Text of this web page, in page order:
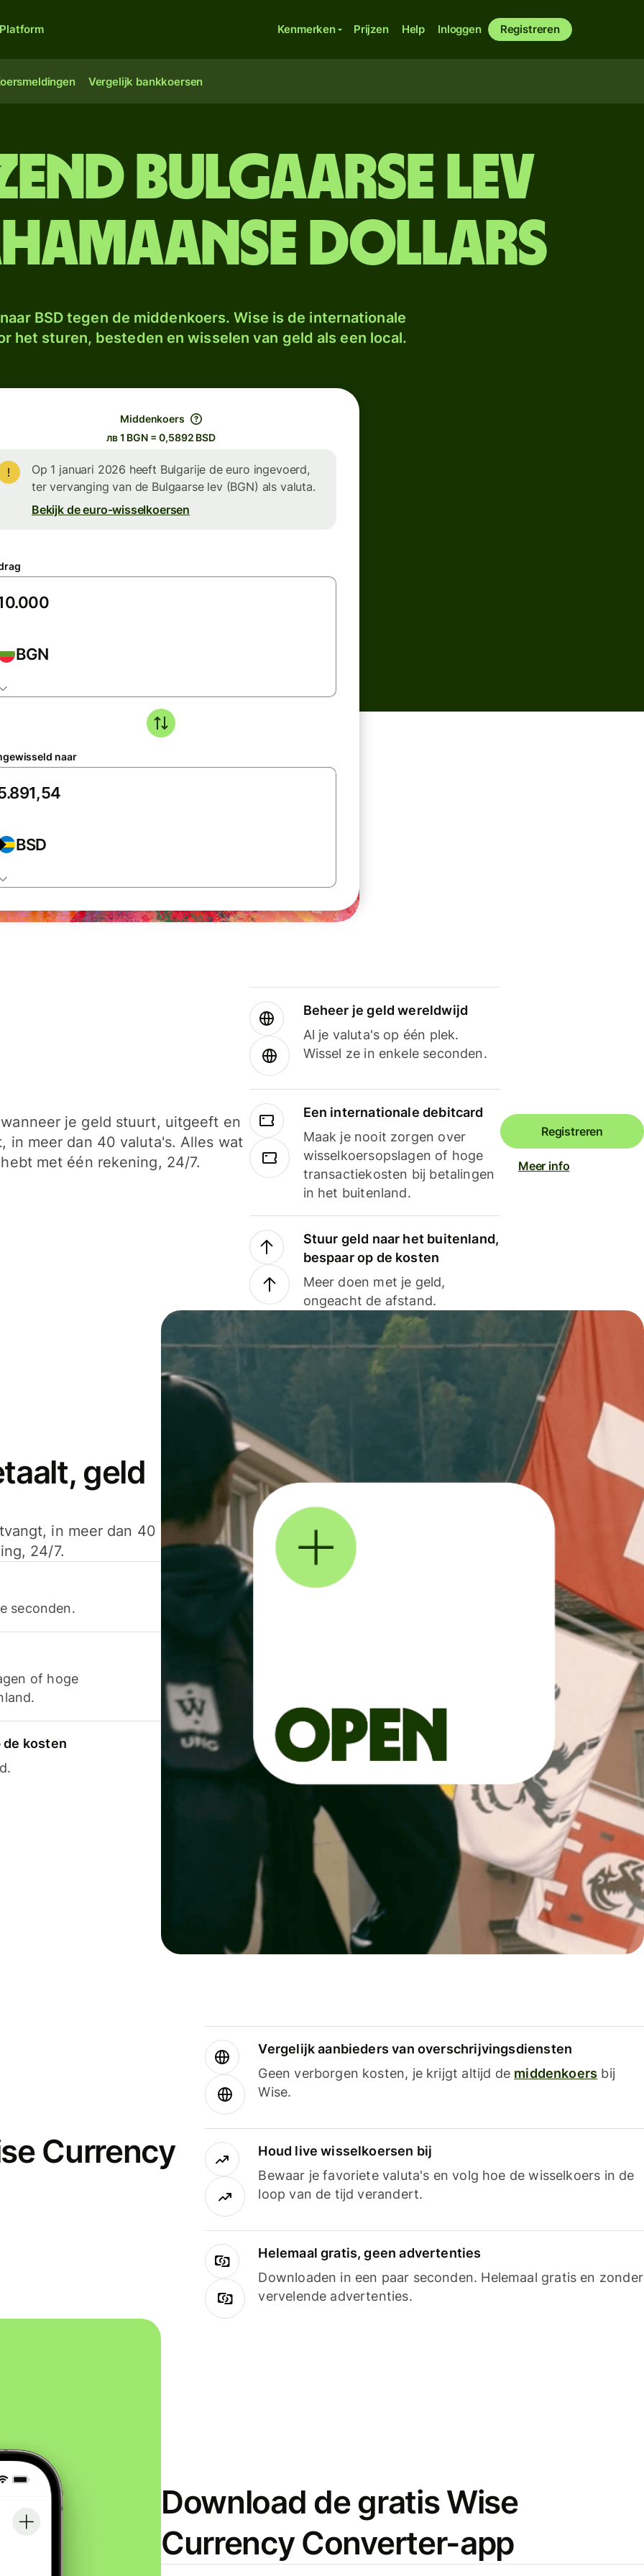
Platform Kenmerken Prijzen Help Inloggen Registreren
Vergelijk bankkoersen
Bulgaarse lev
dollars
BSD tegen de middenkoers. Wise is de internationale
het sturen, besteden en wisselen van geld als een local.
Middenkoers
лв 1 BGN = 0,5892 BSD
Op 1 januari 2026 heeft Bulgarije de euro ingevoerd,
ter vervanging van de Bulgaarse lev (BGN) als valuta.
Bekijk de euro-wisselkoersen
BGN
naar
BSD
je geld stuurt, uitgeeft en
in meer dan 40 valuta's. Alles wat
met één rekening, 24/7.
Beheer je geld wereldwijd
Al je valuta's op één plek.
Wissel ze in enkele seconden.
Een internationale debitcard
Maak je nooit zorgen over
wisselkoersopslagen of hoge
transactiekosten bij betalingen
in het buitenland.
Stuur geld naar het buitenland,
bespaar op de kosten
Meer doen met je geld,
ongeacht de afstand.
Registreren
Meer info
geld
in meer dan 40
24/7.
seconden.
of hoge
de kosten
Currency
Vergelijk aanbieders van overschrijvingsdiensten
Geen verborgen kosten, je krijgt altijd de middenkoers bij
Wise.
Houd live wisselkoersen bij
Bewaar je favoriete valuta's en volg hoe de wisselkoers in de
loop van de tijd verandert.
Helemaal gratis, geen advertenties
Downloaden in een paar seconden. Helemaal gratis en zonder
vervelende advertenties.
Download de gratis Wise
Currency Converter-app